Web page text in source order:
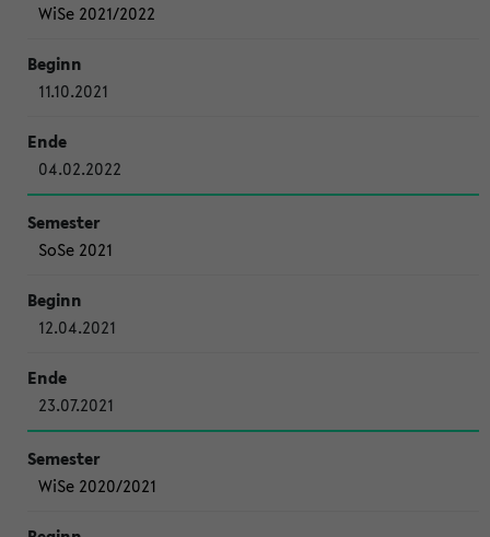
WiSe 2021/2022
11.10.2021
04.02.2022
SoSe 2021
12.04.2021
23.07.2021
WiSe 2020/2021